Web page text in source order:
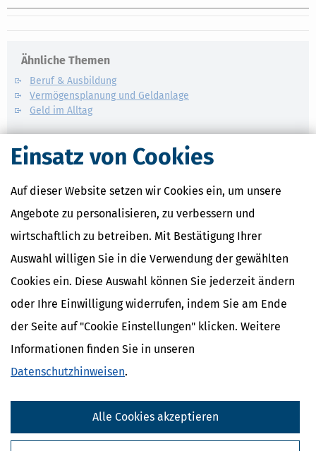
Einsatz von Cookies
Auf dieser Website setzen wir Cookies ein, um unsere
Angebote zu personalisieren, zu verbessern und
wirtschaftlich zu betreiben. Mit Bestätigung Ihrer
Auswahl willigen Sie in die Verwendung der gewählten
Cookies ein. Diese Auswahl können Sie jederzeit ändern
oder Ihre Einwilligung widerrufen, indem Sie am Ende
der Seite auf "Cookie Einstellungen" klicken. Weitere
Informationen finden Sie in unseren
Datenschutzhinweisen.
Alle Cookies akzeptieren
Ähnliche Themen
Beruf & Ausbildung
Vermögensplanung und Geldanlage
Geld im Alltag
Verwandte Lexikon-Begriffe
Mindestlohn
Abschlagszahlung
Anwesenheitsprämien
Apothekerzuschüsse
Kostenlose Steuertipps & News